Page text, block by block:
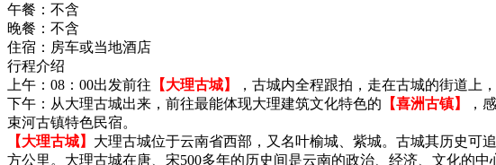
午餐： 不含
晚餐： 不含
住宿： 房车或当地酒店
行程介绍
上午：08：00出发前往 【大理古城】
，古城内全程跟拍，走在古城的街道上
下午：从大理古城出来，前往最能体现大理建筑文化特色的 【喜洲古镇】 ，
束河古镇特色民宿。
【大理古城】 大理古城位于云南省西部，又名叶榆城、紫城。古城其历史可
方公里。大理古城在唐、宋500多年的历史间是云南的政治、经济、文化的